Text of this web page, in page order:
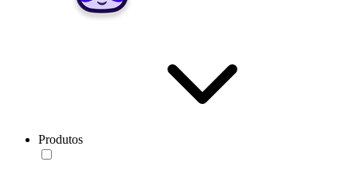
Produtos